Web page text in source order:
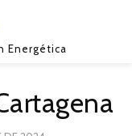
Energética